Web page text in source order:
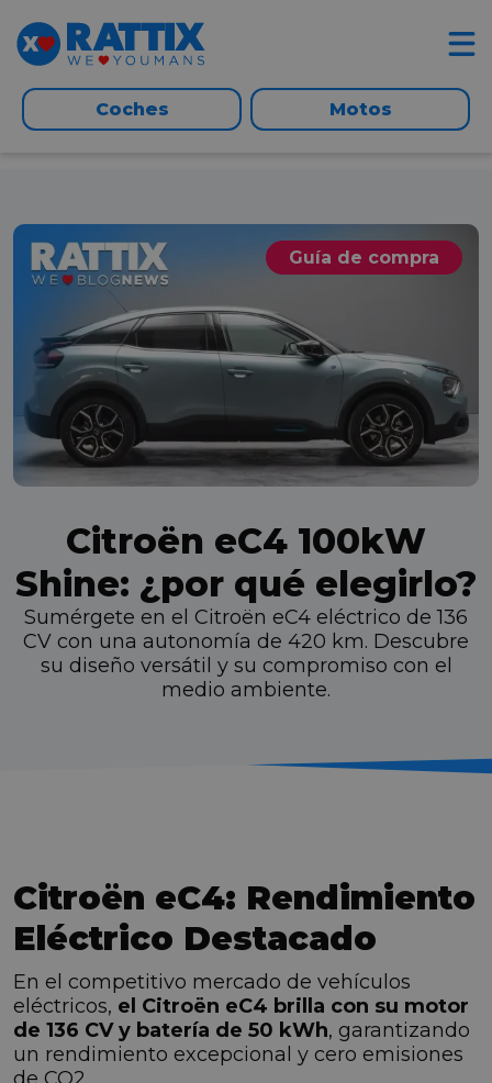
Coches Motos
Guía de compra
Citroën eC4 100kW
Shine: ¿por qué elegirlo?
Sumérgete en el Citroën eC4 eléctrico de 136
CV con una autonomía de 420 km. Descubre
su diseño versátil y su compromiso con el
medio ambiente.
Citroën eC4: Rendimiento
Eléctrico Destacado
En el competitivo mercado de vehículos
eléctricos, el Citroën eC4 brilla con su motor
de 136 CV y batería de 50 kWh, garantizando
un rendimiento excepcional y cero emisiones
de CO2.